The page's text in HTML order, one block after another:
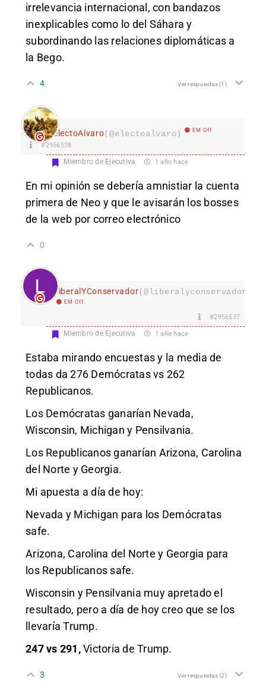
irrelevancia internacional, con bandazos
inexplicables como lo del Sáhara y
subordinando las relaciones diplomáticas a
la Bego.
4 Ver respuestas(1)
electoAlvaro(@electoalvaro) EM Off
#2956538
Miembro de Ejecutiva 1 año hace
En mi opinión se debería amnistiar la cuenta
primera de Neo y que le avisarán los bosses
de la web por correo electrónico
0
LiberalYConservador
EM Off
#2956537
Miembro de Ejecutiva 1 año hace
Estaba mirando encuestas y la media de
todas da 276 Demócratas vs 262
Republicanos.
Los Demócratas ganarían Nevada,
Wisconsin, Michigan y Pensilvania.
Los Republicanos ganarían Arizona, Carolina
del Norte y Georgia.
Mi apuesta a día de hoy:
Nevada y Michigan para los Demócratas
safe.
Arizona, Carolina del Norte y Georgia para
los Republicanos safe.
Wisconsin y Pensilvania muy apretado el
resultado, pero a día de hoy creo que se los
llevaría Trump.
247 vs 291,Victoria de Trump.
3 Ver respuestas(2)